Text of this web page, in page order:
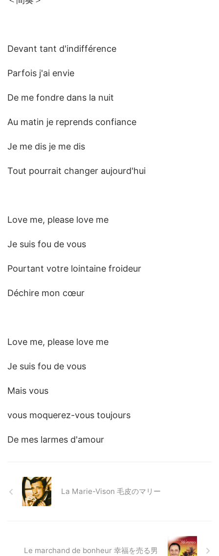
Devant tant d'indifférence
Parfois j'ai envie
De me fondre dans la nuit
Au matin je reprends confiance
Je me dis je me dis
Tout pourrait changer aujourd'hui
Love me, please love me
Je suis fou de vous
Pourtant votre lointaine froideur
Déchire mon cœur
Love me, please love me
Je suis fou de vous
Mais vous
vous moquerez-vous toujours
De mes larmes d'amour
La Marie-Vison 毛皮のマリー
Le marchand de bonheur 幸福を売る男